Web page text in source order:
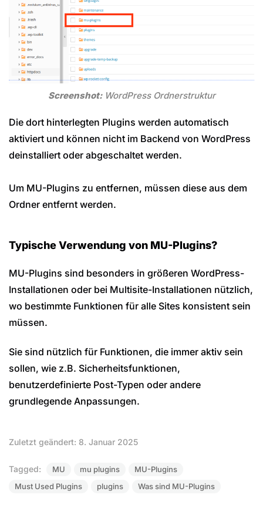
Screenshot:WordPress Ordnerstruktur
Die dort hinterlegten Plugins werden automatisch
aktiviert und können nicht im Backend von WordPress
deinstalliert oder abgeschaltet werden.
Um MU-Plugins zu entfernen, müssen diese aus dem
Ordner entfernt werden.
Typische Verwendung von MU-Plugins?
MU-Plugins sind besonders in größeren WordPress-
Installationen oder bei Multisite-Installationen nützlich,
wo bestimmte Funktionen für alle Sites konsistent sein
müssen.
Sie sind nützlich für Funktionen, die immer aktiv sein
sollen, wie z.B. Sicherheitsfunktionen,
benutzerdefinierte Post-Typen oder andere
grundlegende Anpassungen.
Zuletzt geändert: 8. Januar 2025
Tagged: MU mu plugins
MU-Plugins
Must Used Plugins
plugins Was sind MU-Plugins